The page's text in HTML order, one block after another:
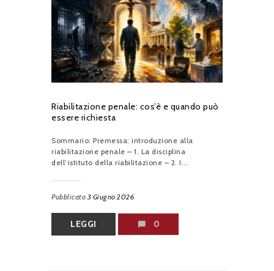
Riabilitazione penale: cos’è e quando può
essere richiesta
Sommario: Premessa: introduzione alla
riabilitazione penale – 1. La disciplina
dell’istituto della riabilitazione – 2. I...
Pubblicato 3 Giugno 2026
LEGGI 0